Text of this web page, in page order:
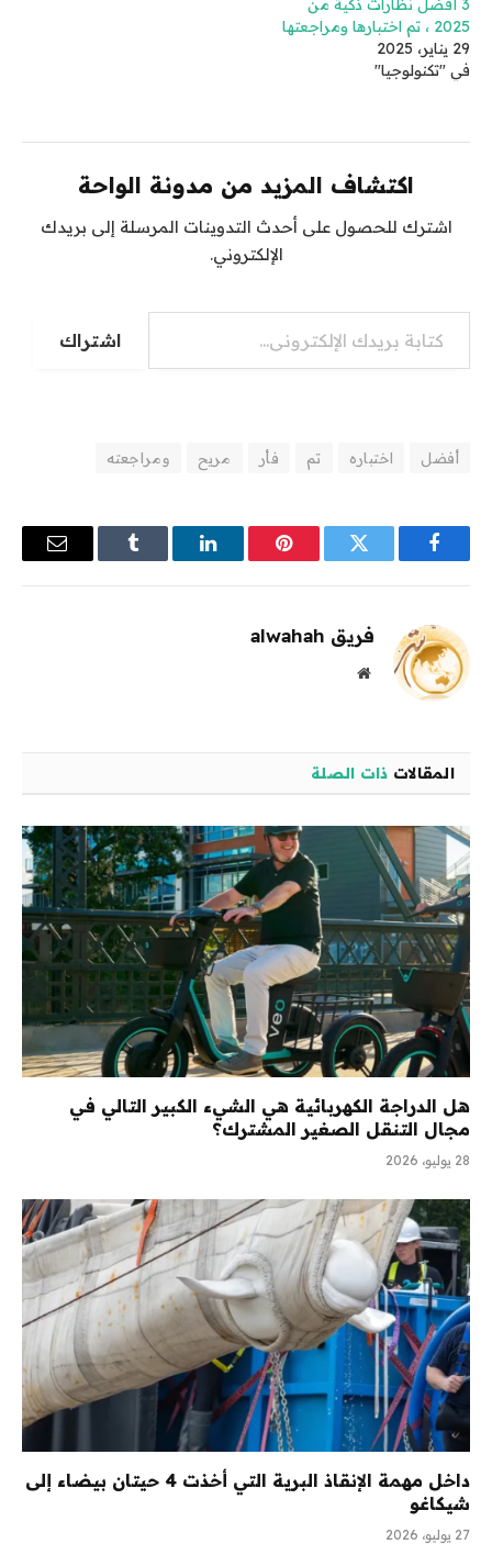
3 أفضل نظارات ذكية من
2025 ، تم اختبارها ومراجعتها
29 يناير، 2025
في "تكنولوجيا"
اكتشاف المزيد من مدونة الواحة
اشترك للحصول على أحدث التدوينات المرسلة إلى بريدك
الإلكتروني.
كتابة بريدك الإلكتروني...
اشتراك
أفضل اختباره تم فأر مريح ومراجعته
فيسبوك تويتر بينتيريستلينكدإن Tumblr
البريد
فريق alwahah
موقع
المقالات ذات الصلة
هل الدراجة الكهربائية هي الشيء الكبير التالي في
مجال التنقل الصغير المشترك؟
28 يوليو، 2026
داخل مهمة الإنقاذ البرية التي أخذت 4 حيتان بيضاء إلى
شيكاغو
27 يوليو، 2026